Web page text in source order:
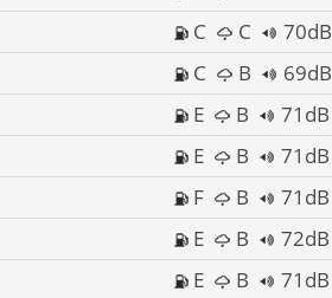
C C
70dB
C B
69dB
E B
71dB
E B
71dB
F B
71dB
E B
72dB
E B
71dB